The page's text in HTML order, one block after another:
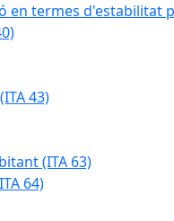
en termes d'estabilitat
43)
(ITA 63)
64)